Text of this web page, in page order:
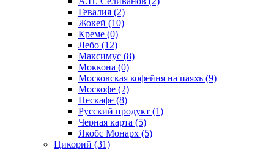
Гевалия (2)
Жокей (10)
Креме (0)
Лебо (12)
Максимус (8)
Моккона (0)
Московская кофейня на паяхъ (9)
Москофе (2)
Нескафе (8)
Русский продукт (1)
Черная карта (5)
Якобс Монарх (5)
Цикорий (31)